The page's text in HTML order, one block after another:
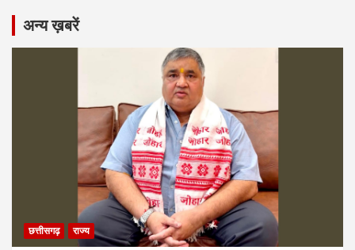
अन्य ख़बरें
छत्तीसगढ़ राज्य